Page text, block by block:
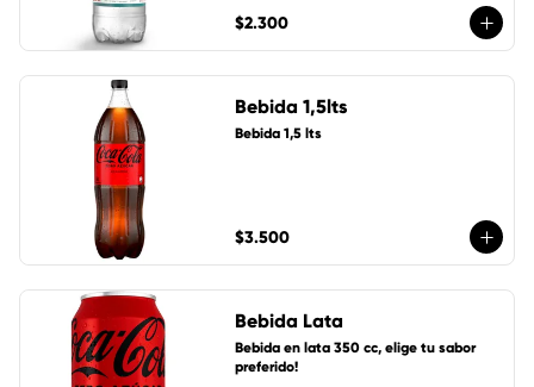
$2.300
Bebida 1,5lts
Bebida 1,5 lts
$3.500
Bebida Lata
Bebida en lata 350 cc, elige tu sabor
preferido!